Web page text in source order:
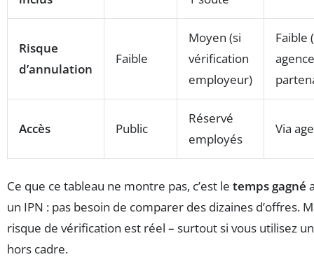
Risque
d’annulation
Faible
Moyen (si
vérification
employeur)
Faible
agence
Accès Public
Réservé
employés
Via
Ce que ce tableau ne montre pas, c’est le temps gagné
un IPN : pas besoin de comparer des dizaines d’offres.
risque de vérification est réel – surtout si vous utilisez
hors cadre.